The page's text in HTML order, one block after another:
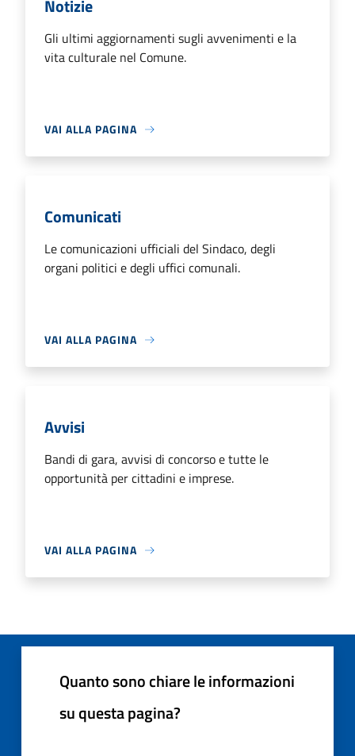
Notizie
Gli ultimi aggiornamenti sugli avvenimenti e la
vita culturale nel Comune.
VAI ALLA PAGINA
Comunicati
Le comunicazioni ufficiali del Sindaco, degli
organi politici e degli uffici comunali.
VAI ALLA PAGINA
Avvisi
Bandi di gara, avvisi di concorso e tutte le
opportunità per cittadini e imprese.
VAI ALLA PAGINA
Quanto sono chiare le informazioni
su questa pagina?